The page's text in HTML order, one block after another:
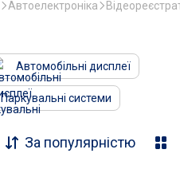
Автоелектроніка
Автомобільні дисплеї
Паркувальні системи
За популярністю